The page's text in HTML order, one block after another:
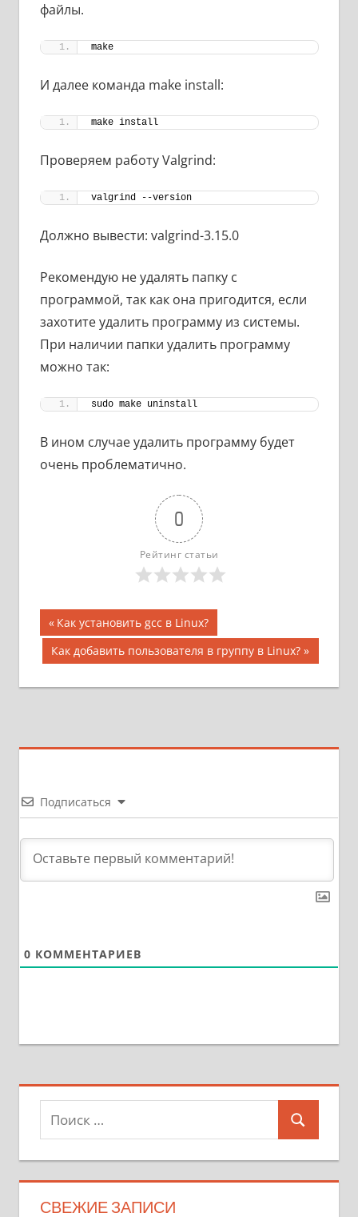
файлы.
make
И далее команда make install:
make install
Проверяем работу Valgrind:
valgrind --version
Должно вывести: valgrind-3.15.0
Рекомендую не удалять папку с
программой, так как она пригодится, если
захотите удалить программу из системы.
При наличии папки удалить программу
можно так:
sudo make uninstall
В ином случае удалить программу будет
очень проблематично.
0
Рейтинг статьи
Навигация
по
записям
Предыдущая
запись;
Как установить gcc в Linux?
Следующая
запись:
Как добавить пользователя в группу в Linux?
Подписаться
0 КОММЕНТАРИЕВ
Поиск
для:
Поиск
СВЕЖИЕ ЗАПИСИ